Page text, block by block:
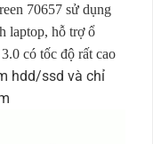
70657 sử dụng
laptop, hỗ trợ ổ
có tốc độ rất cao
hdd/ssd và chỉ